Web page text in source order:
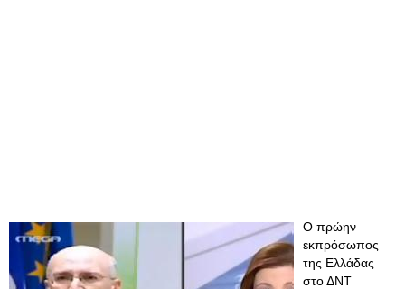
Ο πρώην
εκπρόσωπος
της Ελλάδας
στο ΔΝΤ